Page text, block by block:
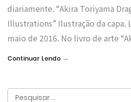
diariamente. “Akira Toriyama
Illustrations” Ilustração da capa.
maio de 2016. No livro de arte
Continuar Lendo →